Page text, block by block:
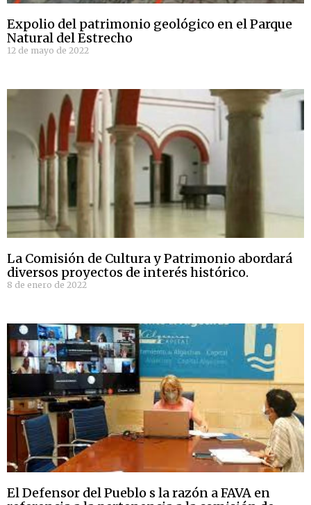
Expolio del patrimonio geológico en el Parque
Natural del Estrecho
12 de mayo de 2022
La Comisión de Cultura y Patrimonio abordará
diversos proyectos de interés histórico.
8 de enero de 2022
El Defensor del Pueblo s la razón a FAVA en